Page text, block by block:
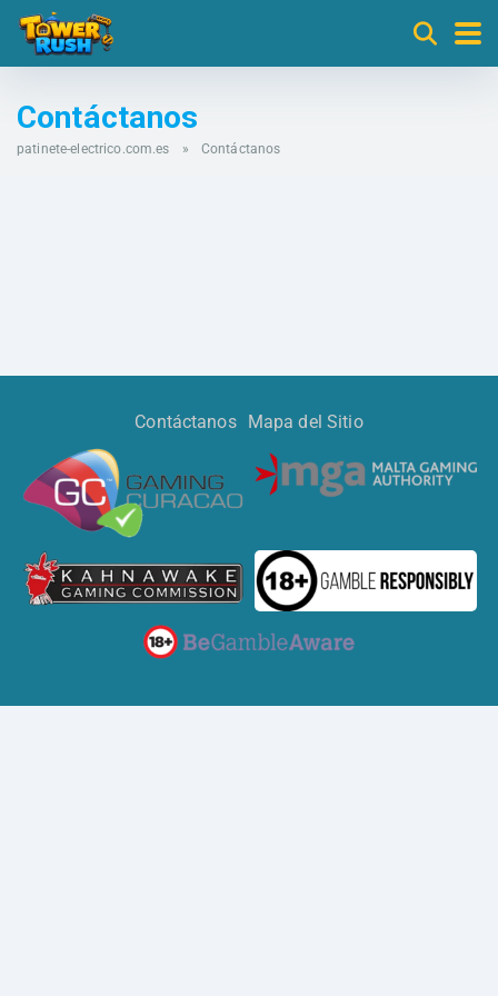
Contáctanos
patinete-electrico.com.es » Contáctanos
Contáctanos Mapa del Sitio